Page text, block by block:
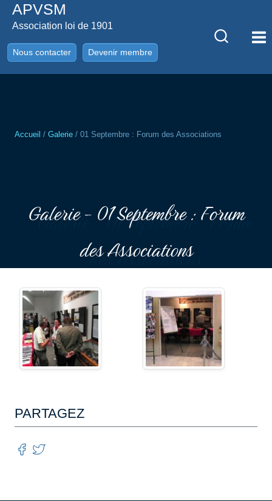
AllerAPVSM
Association loi de 1901
Nous contacter Devenir membre
Accueil / Galerie / 01 Septembre : Forum des Associations
Galerie - 01 Septembre : Forum
des Associations
PARTAGEZ